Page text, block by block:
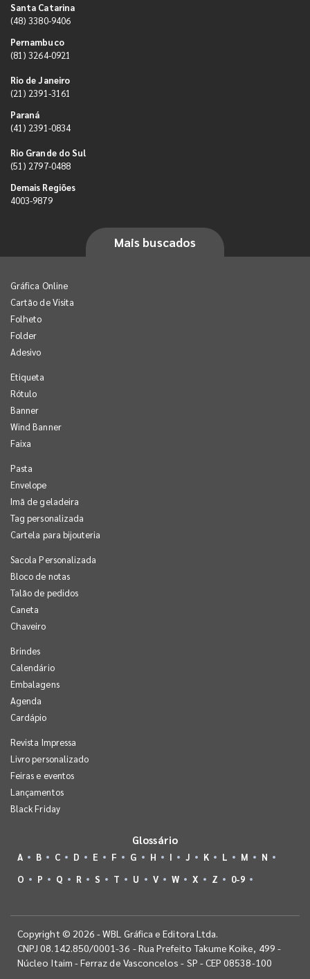
Santa Catarina
(48) 3380-9406
Pernambuco
(81) 3264-0921
Rio de Janeiro
(21) 2391-3161
Paraná
(41) 2391-0834
Rio Grande do Sul
(51) 2797-0488
Demais Regiões
4003-9879
Mais buscados
Gráfica Online
Cartão de Visita
Folheto
Folder
Adesivo
Etiqueta
Rótulo
Banner
Wind Banner
Faixa
Pasta
Envelope
Imã de geladeira
Tag personalizada
Cartela para bijouteria
Sacola Personalizada
Bloco de notas
Talão de pedidos
Caneta
Chaveiro
Brindes
Calendário
Embalagens
Agenda
Cardápio
Revista Impressa
Livro personalizado
Feiras e eventos
Lançamentos
Black Friday
Glossário
A B C D E F G H I J K L M
N
O
P Q R S T U V W X Z 0-9
Copyright © 2026 - WBL Gráfica e Editora Ltda.
CNPJ 08.142.850/0001-36 - Rua Prefeito Takume Koike, 499 -
Núcleo Itaim - Ferraz de Vasconcelos - SP - CEP 08538-100